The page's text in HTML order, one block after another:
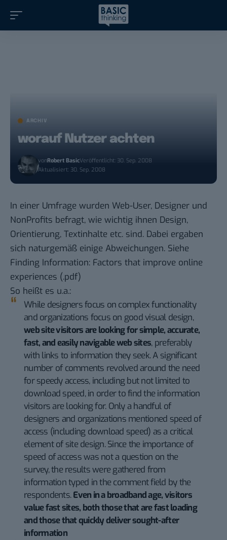
ARCHIV
worauf Nutzer achten
vonRobert BasicVeröffentlicht: 30. Sep. 2008
Aktualisiert: 30. Sep. 2008
In einer Umfrage wurden Web-User, Designer und
NonProfits befragt, wie wichtig ihnen Design,
Orientierung, Textinhalte etc. sind. Dabei ergaben
sich naturgemäß einige Abweichungen. Siehe
Finding Information: Factors that improve online
experiences (.pdf)
So heißt es u.a.:
While designers focus on complex functionality
and organizations focus on good visual design,
web site visitors are looking for simple, accurate,
fast, and easily navigable web sites, preferably
with links to information they seek. A significant
number of comments revolved around the need
for speedy access, including but not limited to
download speed, in order to find the information
visitors are looking for. Only a handful of
designers and organizations mentioned speed of
access (including download speed) as a critical
element of site design. Since the importance of
speed of access was not a question on the
survey, the results were gathered from
information typed in the comment field by the
respondents.Even in a broadband age, visitors
value fast sites, both those that are fast loading
and those that quickly deliver sought-after
information